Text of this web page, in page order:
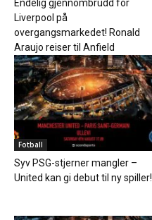
Endelig gjennombrudd for
Liverpool på
overgangsmarkedet! Ronald
Araujo reiser til Anfield
Fotball
Syv PSG-stjerner mangler –
United kan gi debut til ny spiller!